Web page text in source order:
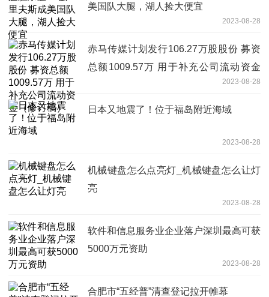
美国队大腿，湖人捡大便宜
2023-08-28
赤马传媒计划发行106.27万股股份 募资
总额1009.57万 用于补充公司流动资金
2023-08-28
日本又地震了！位于福岛附近海域
2023-08-28
机械键盘怎么点亮灯_机械键盘怎么让灯
亮
2023-08-28
软件和信息服务业企业落户深圳最高可获
5000万元资助
2023-08-28
合肥市“五经普”清查登记拉开帷幕